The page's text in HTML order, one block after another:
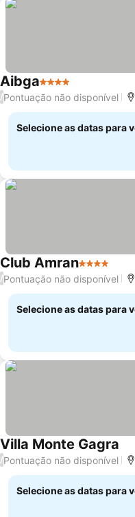
Aibga4 Estrelas
/Pontuação não disponível
Selecione as datas para
Club Amran4 Estrelas
/Pontuação não disponível
Selecione as datas para
Villa Monte Gagra
/Pontuação não disponível
Selecione as datas para